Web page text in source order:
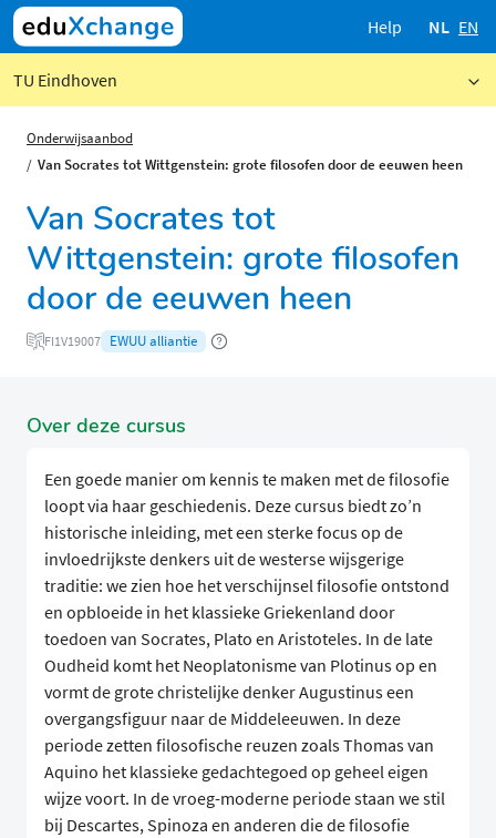
Help NL EN
TU Eindhoven
Onderwijsaanbod
Van Socrates tot Wittgenstein: grote filosofen door de eeuwen heen
Van Socrates tot
Wittgenstein: grote filosofen
door de eeuwen heen
FI1V19007 EWUU alliantie
Over deze cursus
Een goede manier om kennis te maken met de filosofie
loopt via haar geschiedenis. Deze cursus biedt zo’n
historische inleiding, met een sterke focus op de
invloedrijkste denkers uit de westerse wijsgerige
traditie: we zien hoe het verschijnsel filosofie ontstond
en opbloeide in het klassieke Griekenland door
toedoen van Socrates, Plato en Aristoteles. In de late
Oudheid komt het Neoplatonisme van Plotinus op en
vormt de grote christelijke denker Augustinus een
overgangsfiguur naar de Middeleeuwen. In deze
periode zetten filosofische reuzen zoals Thomas van
Aquino het klassieke gedachtegoed op geheel eigen
wijze voort. In de vroeg-moderne periode staan we stil
bij Descartes, Spinoza en anderen die de filosofie